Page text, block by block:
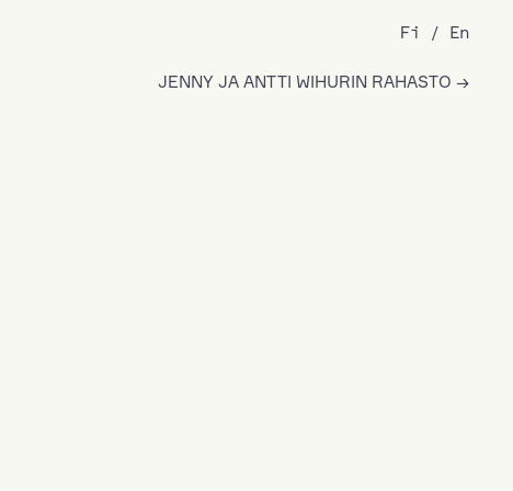
JENNY JA ANTTI WIHURIN RAHASTO
Fi En